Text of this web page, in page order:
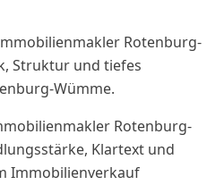
Rotenburg-
Struktur und tiefes
Wümme.
Rotenburg-
Klartext und
Immobilienverkauf